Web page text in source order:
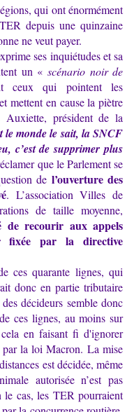
qui ont énormément
depuis une quinzaine
ne veut payer.
ses inquiétudes et sa
un «scénario noir de
ceux qui pointent les
mettent en cause la piètre
Auxiette, président de la
le monde le sait, la SNCF
c’est de supprimer plus
que le Parlement se
de l’ouverture des
. L’association Villes de
de taille moyenne,
de recourir aux appels
fixée par la directive
ces quarante lignes, qui
donc en partie tributaire
décideurs semble donc
ces lignes, au moins sur
en faisant fi d'ignorer
par la loi Macron. La mise
est décidée, même
autorisée n’est pas
cas, les TER pourraient